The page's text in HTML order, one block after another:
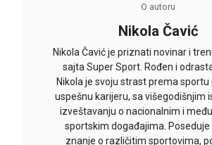
O autoru
Nikola Čavić
Nikola Čavić je priznati novinar i
sajta Super Sport. Rođen i
Nikola je svoju strast prema sportu
uspešnu karijeru, sa višegodišnjim
izveštavanju o nacionalnim i
sportskim događajima.
znanje o različitim sportovima,